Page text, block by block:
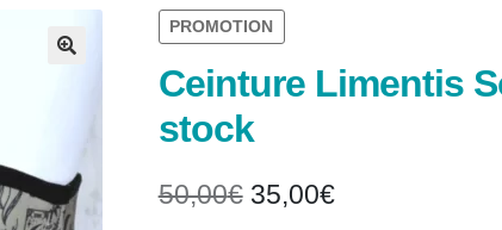
PROMOTION
Ceinture Limentis
stock
50,00€ Le
35,00€Le